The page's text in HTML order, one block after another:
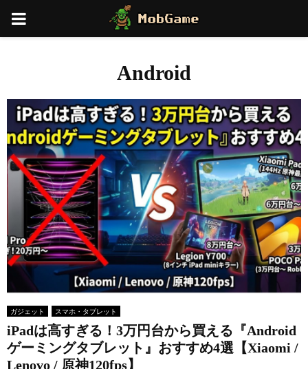
PRIMARY
Android
ガジェット スマホ・タブレット
iPadは高すぎる！3万円台から買える『Android
ゲーミングタブレット』おすすめ4選【Xiaomi /
Lenovo / 原神120fps】